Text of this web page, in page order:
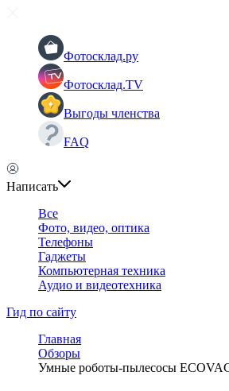
Фотосклад.ру
Фотосклад.TV
Выгоды членства
FAQ
Написать
Все
Фото, видео, оптика
Телефоны
Гаджеты
Компьютерная техника
Аудио и видеотехника
Гид по сайту
Главная
Обзоры
Умные роботы-пылесосы